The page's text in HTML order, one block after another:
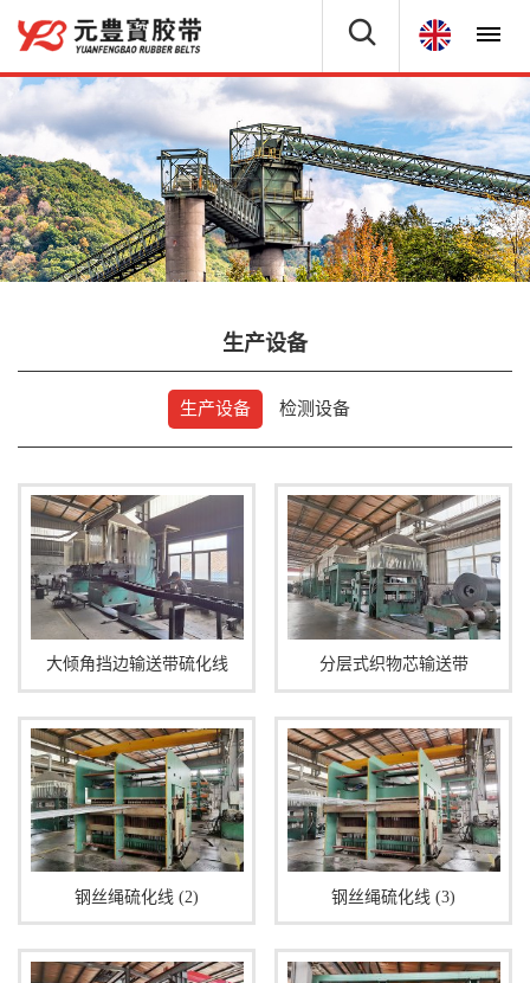
生产设备
生产设备 检测设备
大倾角挡边输送带硫化线 分层式织物芯输送带
钢丝绳硫化线 (2) 钢丝绳硫化线 (3)